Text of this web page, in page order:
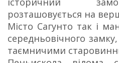
розташовується на
Місто Сагунто так і
середньовічного
таємничими